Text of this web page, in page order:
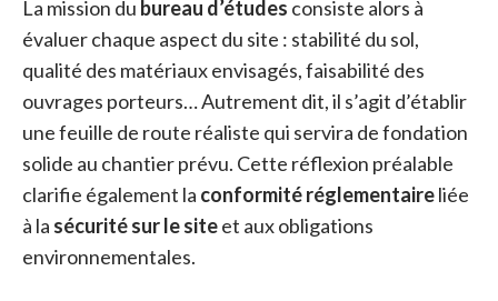
La mission du bureau d’études consiste alors à
évaluer chaque aspect du site : stabilité du sol,
qualité des matériaux envisagés, faisabilité des
ouvrages porteurs… Autrement dit, il s’agit d’établir
une feuille de route réaliste qui servira de fondation
solide au chantier prévu. Cette réflexion préalable
clarifie également la conformité réglementaireliée
à la sécurité sur le siteet aux obligations
environnementales.